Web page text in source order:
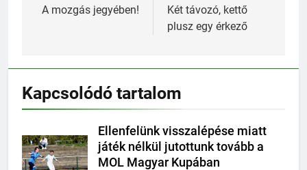
navigáció
A mozgás jegyében!
Két távozó, kettő
plusz egy érkező
Kapcsolódó tartalom
Ellenfelünk visszalépése miatt
játék nélkül jutottunk tovább a
MOL Magyar Kupában